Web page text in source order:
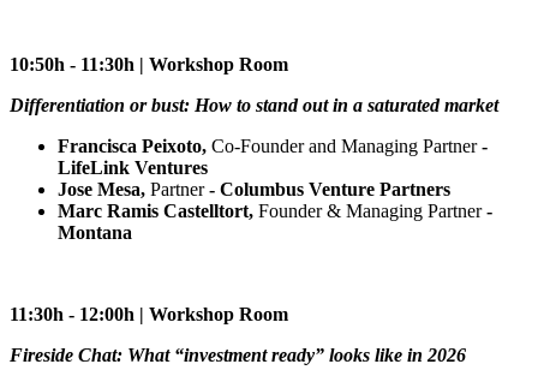
10:50h - 11:30h | Workshop Room
Differentiation or bust: How to stand out in a saturated market
Francisca Peixoto, Co-Founder and Managing Partner-
LifeLink Ventures
Jose Mesa, Partner- Columbus Venture Partners
Marc Ramis Castelltort, Founder & Managing Partner-
Montana
11:30h - 12:00h | Workshop Room
Fireside Chat: What “investment ready” looks like in 2026